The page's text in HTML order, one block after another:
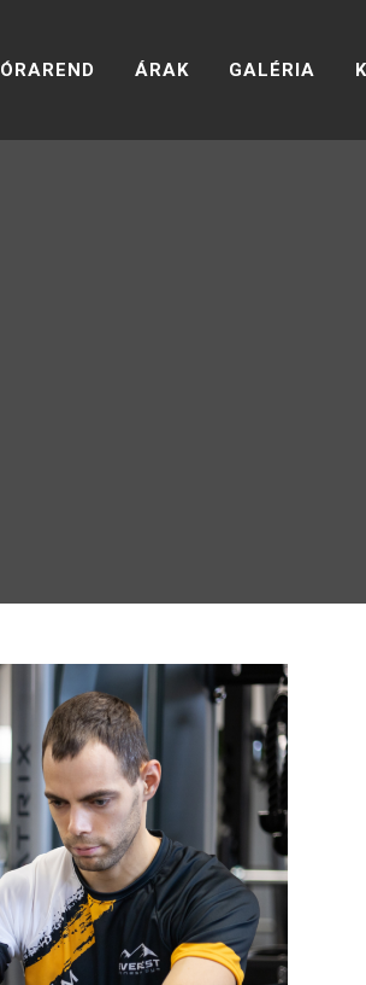
ÓRAREND ÁRAK GALÉRIA